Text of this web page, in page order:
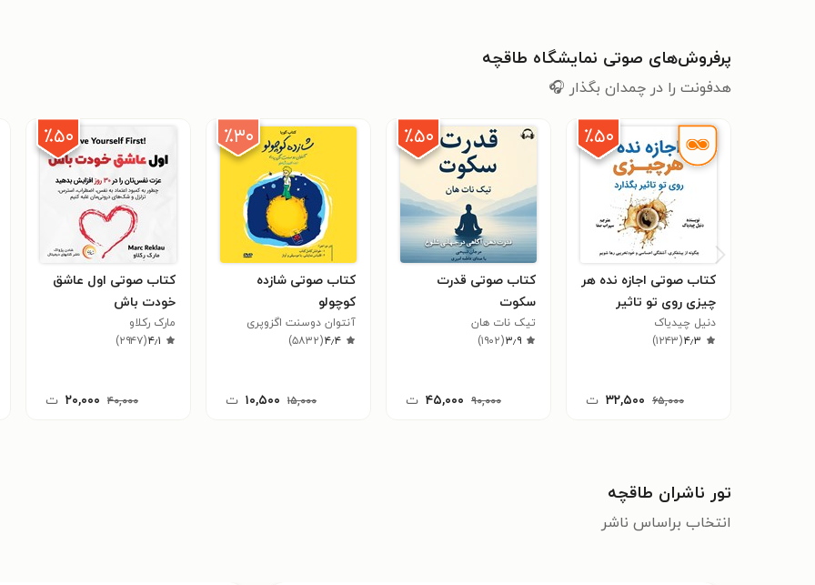
پرفروش‌های صوتی نمایشگاه طاقچه
هدفونت را در چمدان بگذار 🎧
٪۵۰
کتاب صوتی اجازه نده هر
چیزی روی تو تاثیر
بگذارد
دنیل چیدیاک
۴٫۳(۱۲۴۳)
۶۵,۰۰۰ ۳۲,۵۰۰ ت
٪۵۰
کتاب صوتی قدرت
سکوت
تیک نات هان
۳٫۹(۱۹۰۲)
۹۰,۰۰۰ ۴۵,۰۰۰ ت
٪۳۰
کتاب صوتی شازده
کوچولو
آنتوان دوسنت اگزوپری
۴٫۴(۵۸۳۲)
۱۵,۰۰۰ ۱۰,۵۰۰ ت
٪۵۰
کتاب صوتی اول عاشق
خودت باش
مارک رکلاو
۴٫۱(۲۹۴۷)
۴۰,۰۰۰ ۲۰,۰۰۰ ت
تور ناشران طاقچه
انتخاب براساس ناشر